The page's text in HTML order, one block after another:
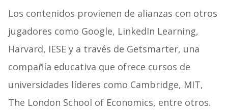
Los contenidos provienen de alianzas con otros
jugadores como Google, LinkedIn Learning,
Harvard, IESE y a través de Getsmarter, una
compañía educativa que ofrece cursos de
universidades líderes como Cambridge, MIT,
The London School of Economics, entre otros.